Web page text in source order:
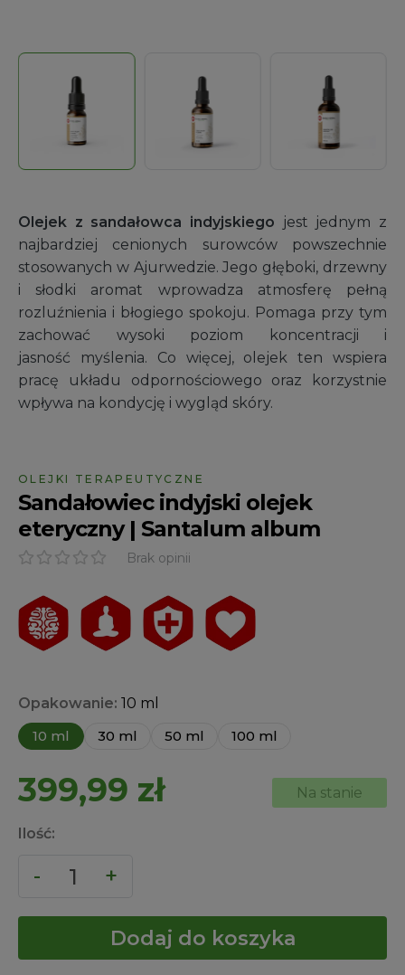
Olejek z sandałowca indyjskiego jest jednym z
najbardziej cenionych surowców powszechnie
stosowanych w Ajurwedzie. Jego głęboki, drzewny
i słodki aromat wprowadza atmosferę pełną
rozluźnienia i błogiego spokoju. Pomaga przy tym
zachować wysoki poziom koncentracji i
jasność myślenia. Co więcej, olejek ten wspiera
pracę układu odpornościowego oraz korzystnie
wpływa na kondycję i wygląd skóry.
OLEJKI TERAPEUTYCZNE
Sandałowiec indyjski olejek
eteryczny | Santalum album
Brak opinii
Opakowanie: 10 ml
10 ml
30 ml 50 ml 100 ml
399,99 zł Na stanie
Ilość:
Dodaj do koszyka